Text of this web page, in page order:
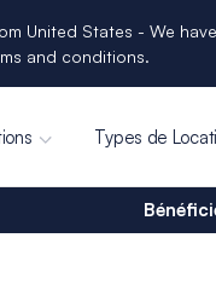
United States - We
and conditions.
Types de